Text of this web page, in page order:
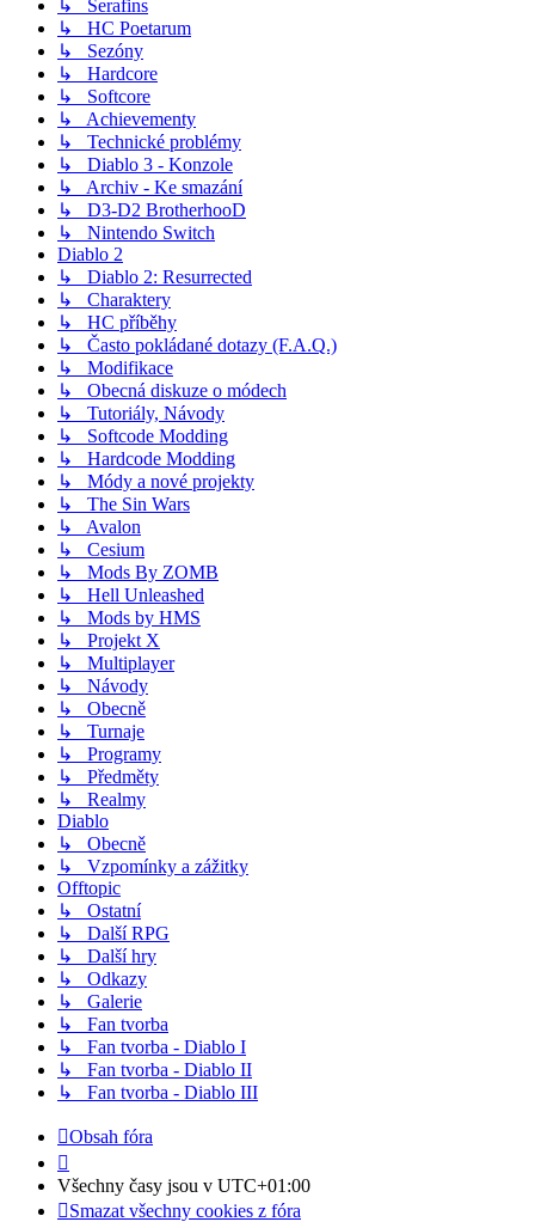
↳ Serafins
↳ HC Poetarum
↳ Sezóny
↳ Hardcore
↳ Softcore
↳ Achievementy
↳ Technické problémy
↳ Diablo 3 - Konzole
↳ Archiv - Ke smazání
↳ D3-D2 BrotherhooD
↳ Nintendo Switch
Diablo 2
↳ Diablo 2: Resurrected
↳ Charaktery
↳ HC příběhy
↳ Často pokládané dotazy (F.A.Q.)
↳ Modifikace
↳ Obecná diskuze o módech
↳ Tutoriály, Návody
↳ Softcode Modding
↳ Hardcode Modding
↳ Módy a nové projekty
↳ The Sin Wars
↳ Avalon
↳ Cesium
↳ Mods By ZOMB
↳ Hell Unleashed
↳ Mods by HMS
↳ Projekt X
↳ Multiplayer
↳ Návody
↳ Obecně
↳ Turnaje
↳ Programy
↳ Předměty
↳ Realmy
Diablo
↳ Obecně
↳ Vzpomínky a zážitky
Offtopic
↳ Ostatní
↳ Další RPG
↳ Další hry
↳ Odkazy
↳ Galerie
↳ Fan tvorba
↳ Fan tvorba - Diablo I
↳ Fan tvorba - Diablo II
↳ Fan tvorba - Diablo III
Obsah fóra
Všechny časy jsou v UTC+01:00
Smazat všechny cookies z fóra